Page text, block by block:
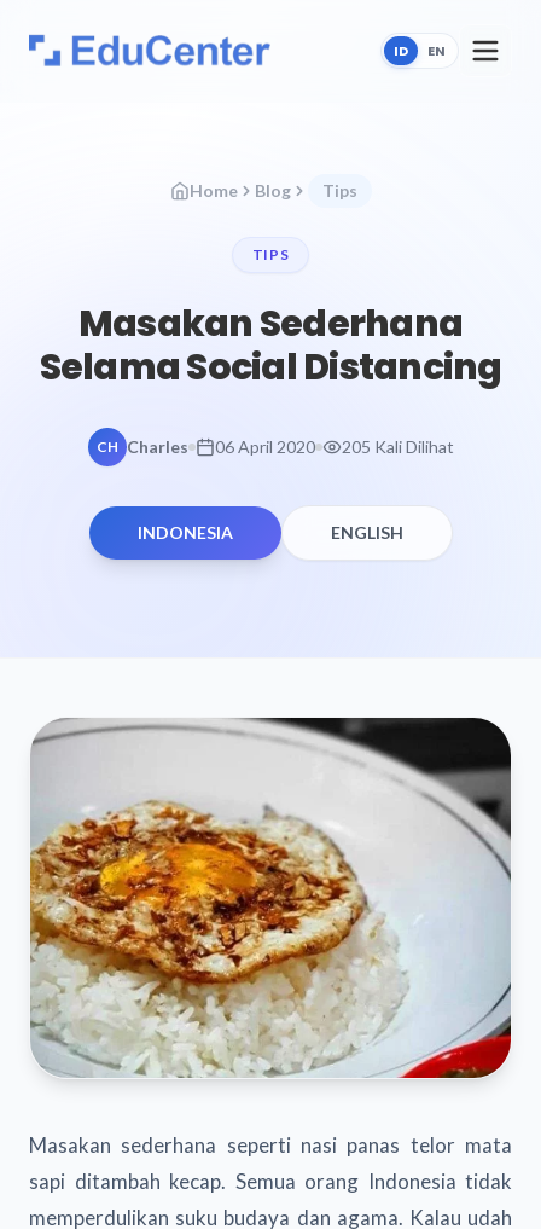
ID EN
Home Blog Tips
TIPS
Masakan Sederhana
Selama Social Distancing
CH Charles 06 April 2020 205 Kali Dilihat
INDONESIA ENGLISH
Masakan sederhana seperti nasi panas telor mata
sapi ditambah kecap. Semua orang Indonesia tidak
memperdulikan suku budaya dan agama. Kalau udah